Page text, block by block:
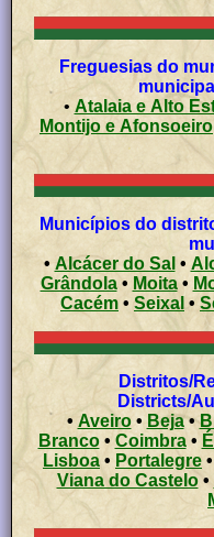
Freguesias do
• Atalaia e Alto
Montijo e Afonsoeiro
Municípios do
• Alcácer do Sal •
Grândola• Moita•
Cacém • Seixal •
Distritos/
Districts/
• Aveiro• Beja•
Branco• Coimbra•
Lisboa • Portalegre •
Viana do Castelo•